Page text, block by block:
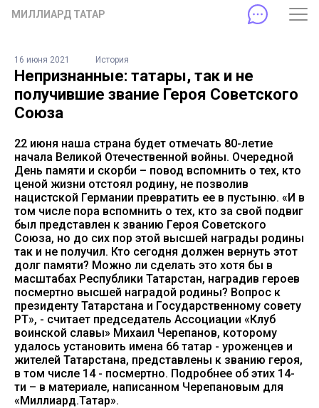
МИЛЛИАРД ТАТАР
16 июня 2021 История
Непризнанные: татары, так и не
получившие звание Героя Советского
Союза
22 июня наша страна будет отмечать 80-летие
начала Великой Отечественной войны. Очередной
День памяти и скорби – повод вспомнить о тех, кто
ценой жизни отстоял родину, не позволив
нацистской Германии превратить ее в пустыню. «И в
том числе пора вспомнить о тех, кто за свой подвиг
был представлен к званию Героя Советского
Союза, но до сих пор этой высшей награды родины
так и не получил. Кто сегодня должен вернуть этот
долг памяти? Можно ли сделать это хотя бы в
масштабах Республики Татарстан, наградив героев
посмертно высшей наградой родины? Вопрос к
президенту Татарстана и Государственному совету
РТ», - считает председатель Ассоциации «Клуб
воинской славы» Михаил Черепанов, которому
удалось установить имена 66 татар - уроженцев и
жителей Татарстана, представлены к званию героя,
в том числе 14 - посмертно. Подробнее об этих 14-
ти – в материале, написанном Черепановым для
«Миллиард.Татар».